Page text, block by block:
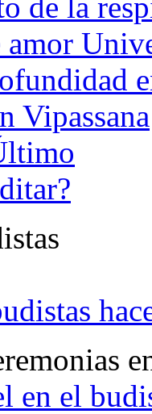
Vipassana
en el